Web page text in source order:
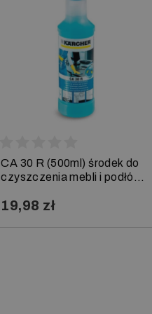
CA 30 R (500ml) środek do
czyszczenia mebli i podłóg,
19,98 zł